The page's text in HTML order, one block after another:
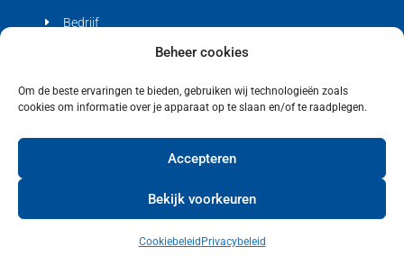
Beheer cookies
Om de beste ervaringen te bieden, gebruiken wij technologieën zoals
cookies om informatie over je apparaat op te slaan en/of te raadplegen.
Accepteren
Bekijk voorkeuren
Cookiebeleid Privacybeleid
Bedrijf
Cookiebeleid (EU)
Copyright © 2021 Bienfait